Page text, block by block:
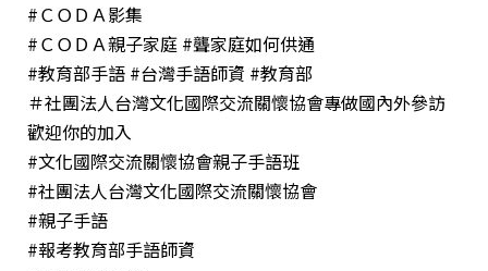
#ＣＯＤＡ影集
#ＣＯＤＡ親子家庭 #聾家庭如何供通
#教育部手語 #台灣手語師資 #教育部
＃社團法人台灣文化國際交流關懷協會專做國內外參訪
歡迎你的加入
#文化國際交流關懷協會親子手語班
#社團法人台灣文化國際交流關懷協會
#親子手語
#報考教育部手語師資